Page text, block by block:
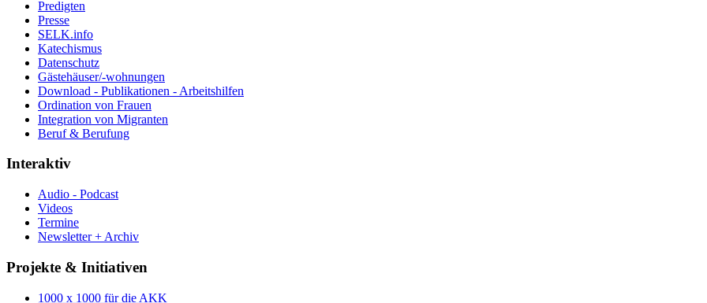
Predigten
Presse
SELK.info
Katechismus
Datenschutz
Gästehäuser/-wohnungen
Download - Publikationen - Arbeitshilfen
Ordination von Frauen
Integration von Migranten
Beruf & Berufung
Interaktiv
Audio - Podcast
Videos
Termine
Newsletter + Archiv
Projekte & Initiativen
1000 x 1000 für die AKK